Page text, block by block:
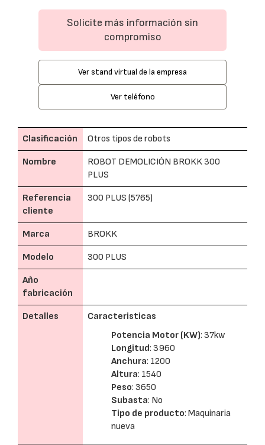
Solicite más información sin
compromiso
Ver stand virtual de la empresa
Ver teléfono
Clasificación Otros tipos de robots
Nombre
ROBOT DEMOLICIÓN BROKK 300
PLUS
Referencia
cliente
300 PLUS (5765)
Marca BROKK
Modelo 300 PLUS
Año
fabricación
Detalles
Caracteristicas
Potencia Motor (KW): 37kw
Longitud: 3960
Anchura: 1200
Altura: 1540
Peso: 3650
Subasta: No
Tipo de producto: Maquinaria
nueva